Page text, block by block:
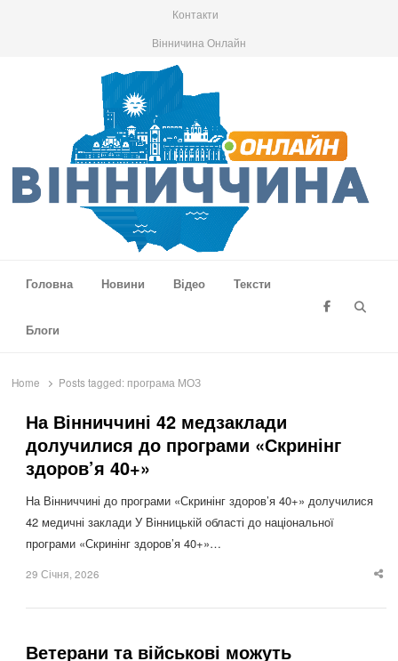
Контакти
Вінничина Онлайн
Головна
Новини Відео Тексти
Блоги
Home Posts tagged: програма МОЗ
На Вінниччині 42 медзаклади
долучилися до програми «Скринінг
здоров’я 40+»
На Вінниччині до програми «Скринінг здоров’я 40+» долучилися
42 медичні заклади У Вінницькій області до національної
програми «Скринінг здоров’я 40+»…
29 Січня, 2026
Ветерани та військові можуть